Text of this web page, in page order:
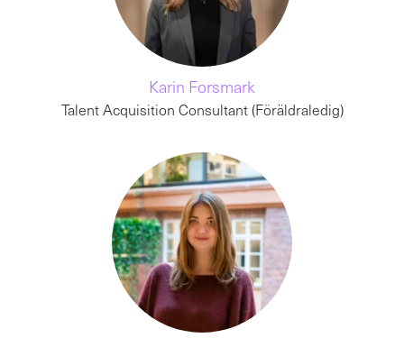
Karin Forsmark
Talent Acquisition Consultant (Föräldraledig)